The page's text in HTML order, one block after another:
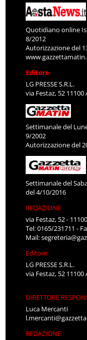
Quotidiano online
8/2012
Autorizzazione del
Editore
LG PRESSE S.R.L.
via Festaz, 52 11100
Settimanale del
9/2002
Autorizzazione del
Settimanale del
del 4/10/2016
REDAZIONE
via Festaz, 52 -
Tel: 0165/231711 -
Mail:
Editore
LG PRESSE S.R.L.
via Festaz, 52 11100
DIRETTORE
Luca Mercanti
REDAZIONE